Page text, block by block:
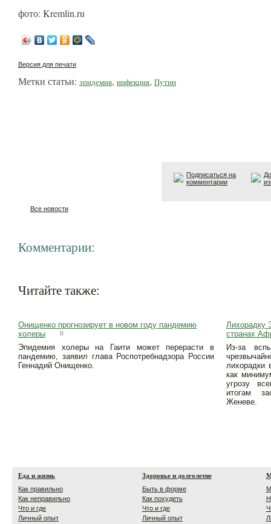
фото: Kremlin.ru
Версия для печати
Метки статьи: эпидемия, инфекция, Путин
Подписаться на
комментарии
Все новости
Комментарии:
Читайте также:
Онищенко прогнозирует в новом году пандемию
холеры
0
Эпидемия холеры на Гаити может перерасти в
пандемию, заявил глава Роспотребнадзора России
Геннадий Онищенко.
Лихорадку
странах
Из-за
лихорадки
как
угрозу
итогам
Женеве.
Еда и жизнь
Как правильно
Как неправильно
Что и где
Личный опыт
Здоровье и долголетие
Быть в форме
Как похудеть
Что и где
Личный опыт